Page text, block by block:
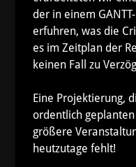
der in einem
erfuhren, was die
es im Zeitplan der
keinen Fall zu
Eine Projektierung,
ordentlich
größere
heutzutage fehlt!